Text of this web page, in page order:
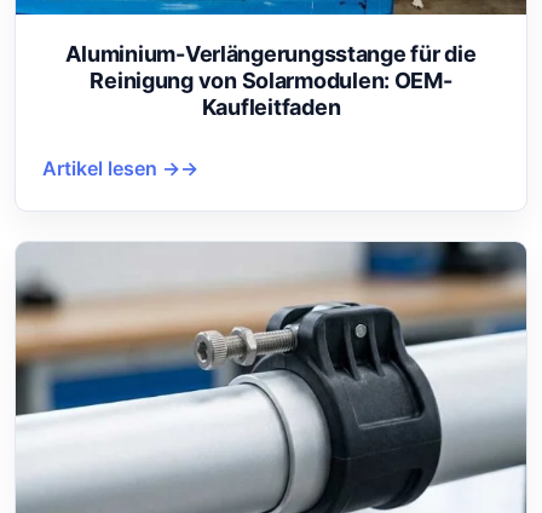
Aluminium-Verlängerungsstange für die
Reinigung von Solarmodulen: OEM-
Kaufleitfaden
Artikel lesen →